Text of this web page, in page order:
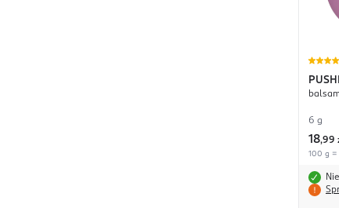
6 g
18,99
100 g =